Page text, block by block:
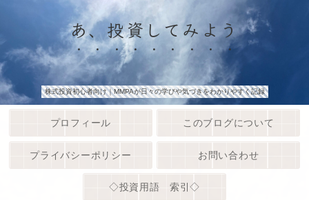
あ、投資してみよう
株式投資初心者向け｜MMPAが日々の学びや気づきをわかりやすく記録
プロフィール このブログについて
プライバシーポリシー お問い合わせ
◇投資用語 索引◇